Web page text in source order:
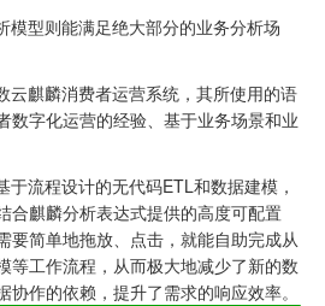
模型则能满足绝大部分的业务分析场
云麒麟消费者运营系统，其所使用的语
数字化运营的经验、基于业务场景和业
流程设计的无代码ETL和数据建模，
合麒麟分析表达式提供的高度可配置
要简单地拖放、点击，就能自助完成从
等工作流程，从而极大地减少了新的数
作的依赖，提升了需求的响应效率。